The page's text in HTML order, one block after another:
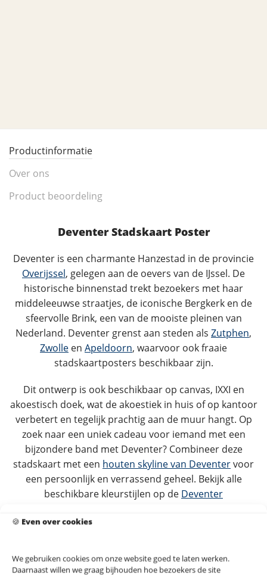
🍪 Even over cookies
We gebruiken cookies om onze website goed te laten werken.
Daarnaast willen we graag bijhouden hoe bezoekers de site
Productinformatie
Over ons
Product beoordeling
Deventer Stadskaart Poster
Deventer is een charmante Hanzestad in de provincie
Overijssel, gelegen aan de oevers van de IJssel. De
historische binnenstad trekt bezoekers met haar
middeleeuwse straatjes, de iconische Bergkerk en de
sfeervolle Brink, een van de mooiste pleinen van
Nederland. Deventer grenst aan steden als Zutphen,
Zwolle en Apeldoorn, waarvoor ook fraaie
stadskaartposters beschikbaar zijn.
Dit ontwerp is ook beschikbaar op canvas, IXXI en
akoestisch doek, wat de akoestiek in huis of op kantoor
verbetert en tegelijk prachtig aan de muur hangt. Op
zoek naar een uniek cadeau voor iemand met een
bijzondere band met Deventer? Combineer deze
stadskaart met een houten skyline van Deventervoor
een persoonlijk en verrassend geheel. Bekijk alle
beschikbare kleurstijlen op de Deventer